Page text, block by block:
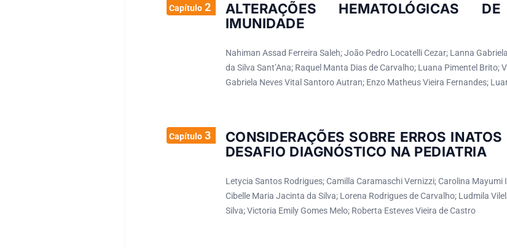
Capítulo2
ALTERAÇÕES HEMATOLÓGICAS
IMUNIDADE
Nahiman Assad Ferreira Saleh; João Pedro Locatelli Cezar; Lanna
da Silva Sant’Ana; Raquel Manta Dias de Carvalho; Luana Pimentel Brito;
Gabriela Neves Vital Santoro Autran; Enzo Matheus Vieira Fernandes;
Capítulo3
CONSIDERAÇÕES SOBRE ERROS
DESAFIO DIAGNÓSTICO NA PEDIATRIA
Letycia Santos Rodrigues; Camilla Caramaschi Vernizzi; Carolina Mayumi
Cibelle Maria Jacinta da Silva; Lorena Rodrigues de Carvalho; Ludmila
Silva; Victoria Emily Gomes Melo; Roberta Esteves Vieira de Castro